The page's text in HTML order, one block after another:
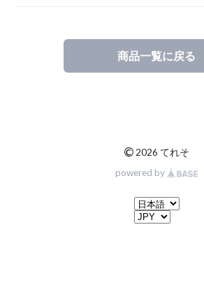
商品一覧に戻る
©2026 てれそ
powered by